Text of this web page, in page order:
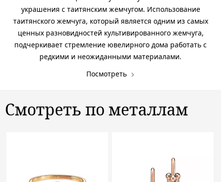
украшения с таитянским жемчугом. Использование
таитянского жемчуга, который является одним из самых
ценных разновидностей культивированного жемчуга,
подчеркивает стремление ювелирного дома работать с
редкими и неожиданными материалами.
Посмотреть
Смотреть по металлам